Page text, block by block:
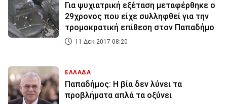
Για ψυχιατρική εξέταση μεταφέρθηκε ο
29χρονος που είχε συλληφθεί για την
τρομοκρατική επίθεση στον Παπαδήμο
11 Δεκ 2017 08:20
ΕΛΛΑΔΑ
Παπαδήμος: Η βία δεν λύνει τα
προβλήματα απλά τα οξύνει